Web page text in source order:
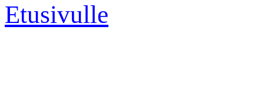
Etusivulle